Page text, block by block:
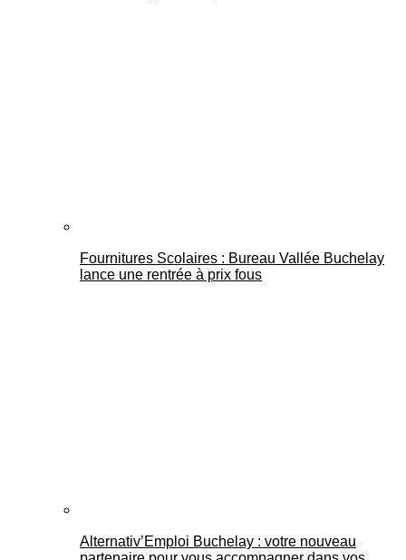
Fournitures Scolaires : Bureau Vallée Buchelay
lance une rentrée à prix fous
Alternativ’Emploi Buchelay : votre nouveau